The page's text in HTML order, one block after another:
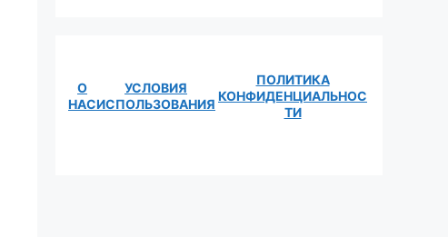
О
НАС
УСЛОВИЯ
ИСПОЛЬЗОВАНИЯ
ПОЛИТИКА
КОНФИДЕНЦИАЛЬНОС
ТИ